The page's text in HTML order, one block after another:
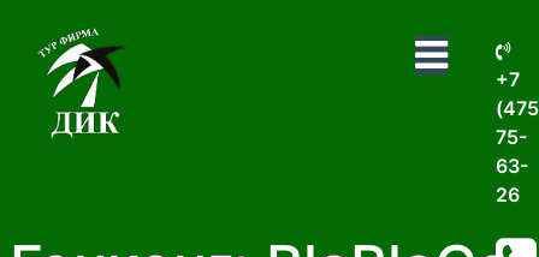
+7
75-
63-
26